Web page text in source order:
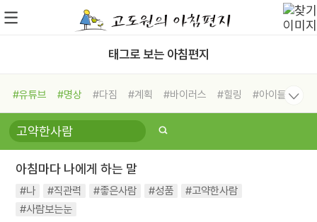
태그로 보는 아침편지
#유튜브 #명상 #다짐 #계획 #바이러스 #힐링
#아이들
#비전캠프
#독서캠프 #삶
#희망
#나눔 #친구 #링컨학교
#독서
#건강 #면역력
아침마다 나에게 하는 말
#나 #직관력 #좋은사람 #성품
#고약한사람
#사람보는눈